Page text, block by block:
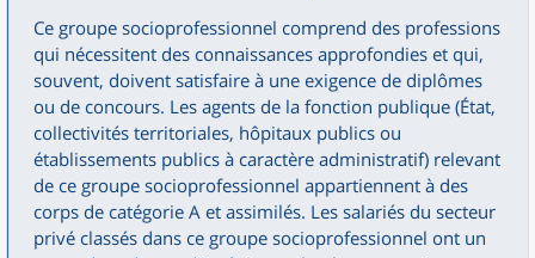
Ce groupe socioprofessionnel comprend des professions
qui nécessitent des connaissances approfondies et qui,
souvent, doivent satisfaire à une exigence de diplômes
ou de concours. Les agents de la fonction publique (État,
collectivités territoriales, hôpitaux publics ou
établissements publics à caractère administratif) relevant
de ce groupe socioprofessionnel appartiennent à des
corps de catégorie A et assimilés. Les salariés du secteur
privé classés dans ce groupe socioprofessionnel ont un